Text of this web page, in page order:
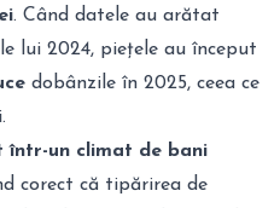
. Când datele au arătat
lui 2024, piețele au început
dobânzile în 2025, ceea ce
într-un climat de bani
corect că tipărirea de